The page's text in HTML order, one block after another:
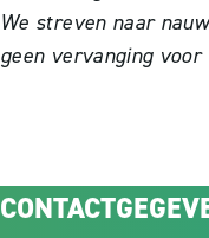
We streven naar
geen vervanging